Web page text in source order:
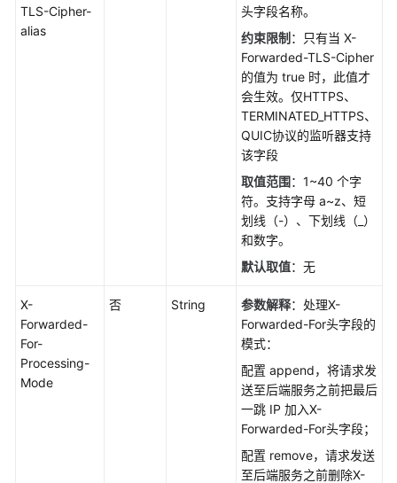
TLS-Cipher-
alias
头字段名称。
约束限制 ：只有当 X-
Forwarded-TLS-Cipher
的值为 true 时，此值才
会生效。仅HTTPS、
TERMINATED_HTTPS、
QUIC协议的监听器支持
该字段
取值范围：1~40 个字
符。支持字母 a~z、短
划线（-）、下划线（_）
和数字。
默认取值：无
X-
Forwarded-
For-
Processing-
Mode
否 String 参数解释：处理X-
Forwarded-For头字段的
模式：
配置 append，将请求发
送至后端服务之前把最后
一跳 IP 加入X-
Forwarded-For头字段；
配置 remove，请求发送
至后端服务之前删除X-